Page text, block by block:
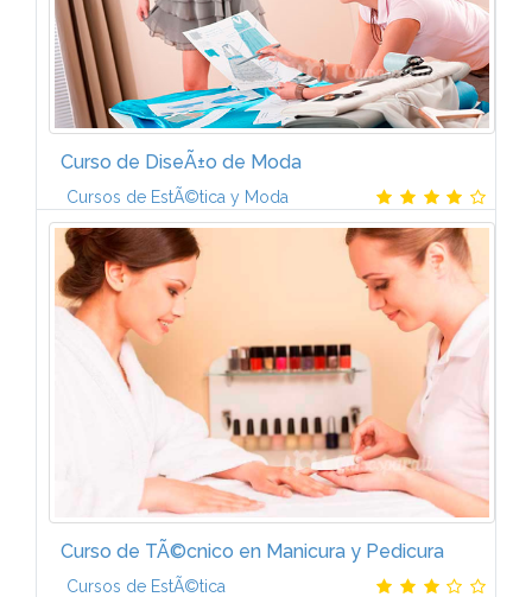
Curso de DiseÃ±o de Moda
Cursos de EstÃ©tica y Moda
A lo largo del temario del Curso de Costura y
Patronaje con aprenderÃ¡s:1. Normas generales de
confecciÃ³n2. Estudio del patrÃ³n.4. Falda y
pantalÃ³n.5. Cuellos y escotes.6...
Curso de TÃ©cnico en Manicura y Pedicura
Cursos de EstÃ©tica